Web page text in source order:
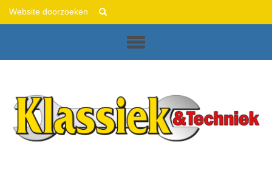
Zoek
Geavanceerd